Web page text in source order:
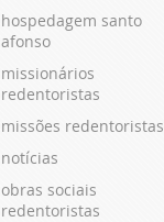
hospedagem santo
afonso
missionários
redentoristas
missões redentoristas
notícias
obras sociais
redentoristas